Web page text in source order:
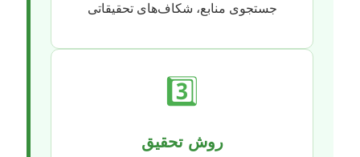
جستجوی منابع، شکاف‌های تحقیقاتی
3️⃣
روش تحقیق